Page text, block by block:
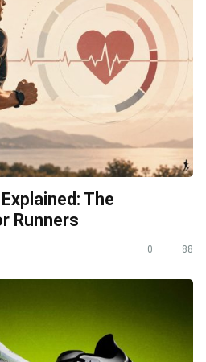
The
Runners
0 88